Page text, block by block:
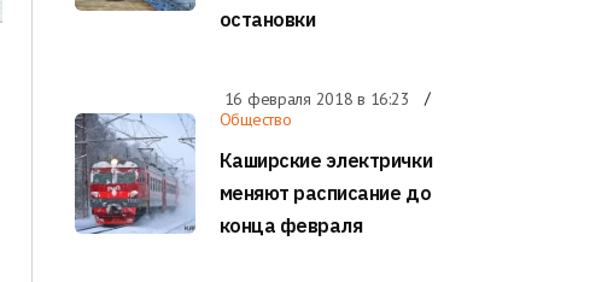
остановки
16 февраля 2018 в 16:23
Общество
Каширские электрички
меняют расписание до
конца февраля